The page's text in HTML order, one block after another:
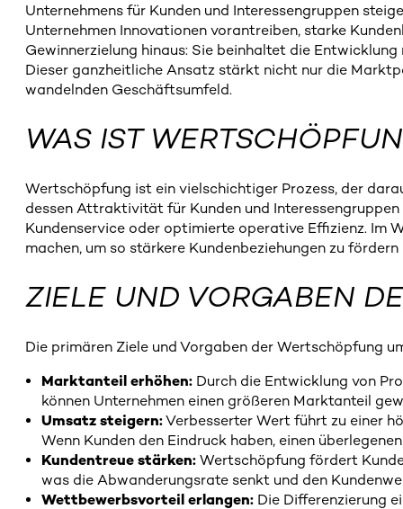
Unternehmens für Kunden und Interessengruppen
Unternehmen Innovationen vorantreiben, starke
Gewinnerzielung hinaus: Sie beinhaltet die
Dieser ganzheitliche Ansatz stärkt nicht nur die
wandelnden Geschäftsumfeld.
WAS IST
Wertschöpfung ist ein vielschichtiger Prozess, der
dessen Attraktivität für Kunden und
Kundenservice oder optimierte operative Effizienz. Im
machen, um so stärkere Kundenbeziehungen zu
ZIELE UND VORGABEN
Die primären Ziele und Vorgaben der Wertschöpfung
Marktanteil erhöhen: Durch die Entwicklung von
können Unternehmen einen größeren Marktanteil
Umsatz steigern:Verbesserter Wert führt zu einer
Wenn Kunden den Eindruck haben, einen
Kundentreue stärken: Wertschöpfung fördert
was die Abwanderungsrate senkt und den
Wettbewerbsvorteil erlangen: Die Differenzierung